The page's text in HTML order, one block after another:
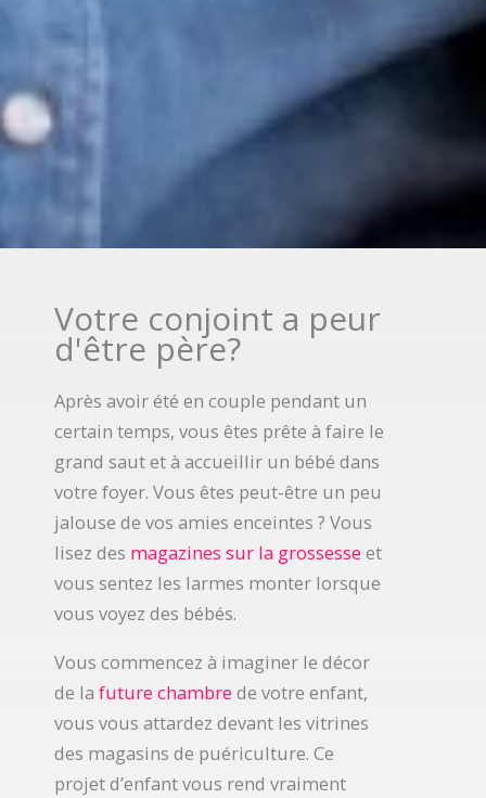
Votre conjoint a peur
d'être père?
Après avoir été en couple pendant un
certain temps, vous êtes prête à faire le
grand saut et à accueillir un bébé dans
votre foyer. Vous êtes peut-être un peu
jalouse de vos amies enceintes ? Vous
lisez des magazines sur la grossesse et
vous sentez les larmes monter lorsque
vous voyez des bébés.
Vous commencez à imaginer le décor
de la future chambre de votre enfant,
vous vous attardez devant les vitrines
des magasins de puériculture. Ce
projet d’enfant vous rend vraiment